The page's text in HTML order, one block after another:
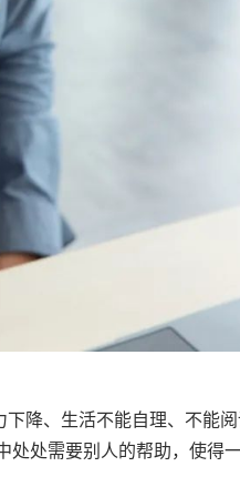
降、生活不能自理、不能
处需要别人的帮助，使得